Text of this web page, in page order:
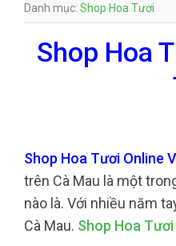
Danh mục: Shop Hoa Tươi
Shop Hoa
Shop Hoa Tươi Online
trên Cà Mau là một
nào là. Với nhiều năm
Cà Mau. Shop Hoa